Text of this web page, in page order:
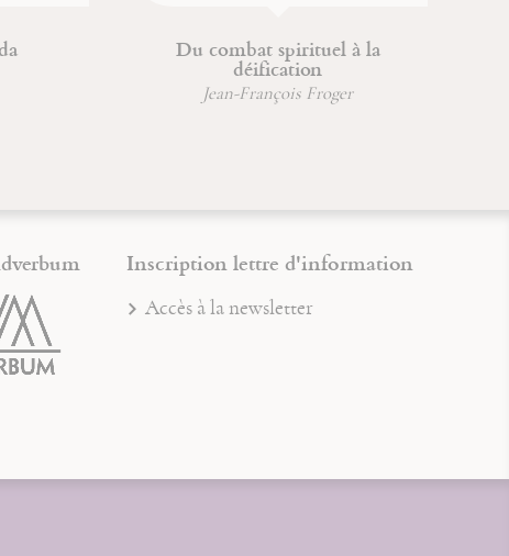
Du combat spirituel à la
déification
Jean-François Froger
Inscription lettre d'information
Accès à la newsletter